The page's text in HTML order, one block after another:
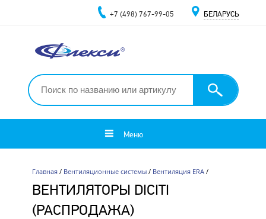
+7 (498) 767-99-05 БЕЛАРУСЬ
Меню
Главная/ Вентиляционные системы/ Вентиляция ERA/
ВЕНТИЛЯТОРЫ DICITI
(РАСПРОДАЖА)